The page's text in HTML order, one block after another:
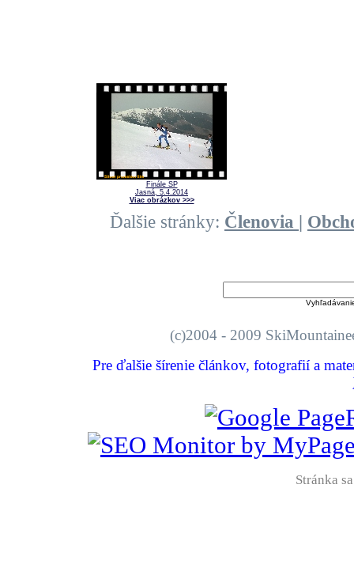
Finále SP
Jasná, 5.4.2014
Viac obrázkov >>>
Ďalšie stránky: Členovia |
(c)2004 - 2009
Pre ďalšie šírenie článkov, fotografií a
Stránka